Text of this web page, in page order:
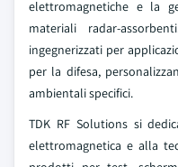
elettromagnetiche e la
materiali radar-
ingegnerizzati per
per la difesa,
ambientali specifici.
TDK RF Solutions si
elettromagnetica e alla